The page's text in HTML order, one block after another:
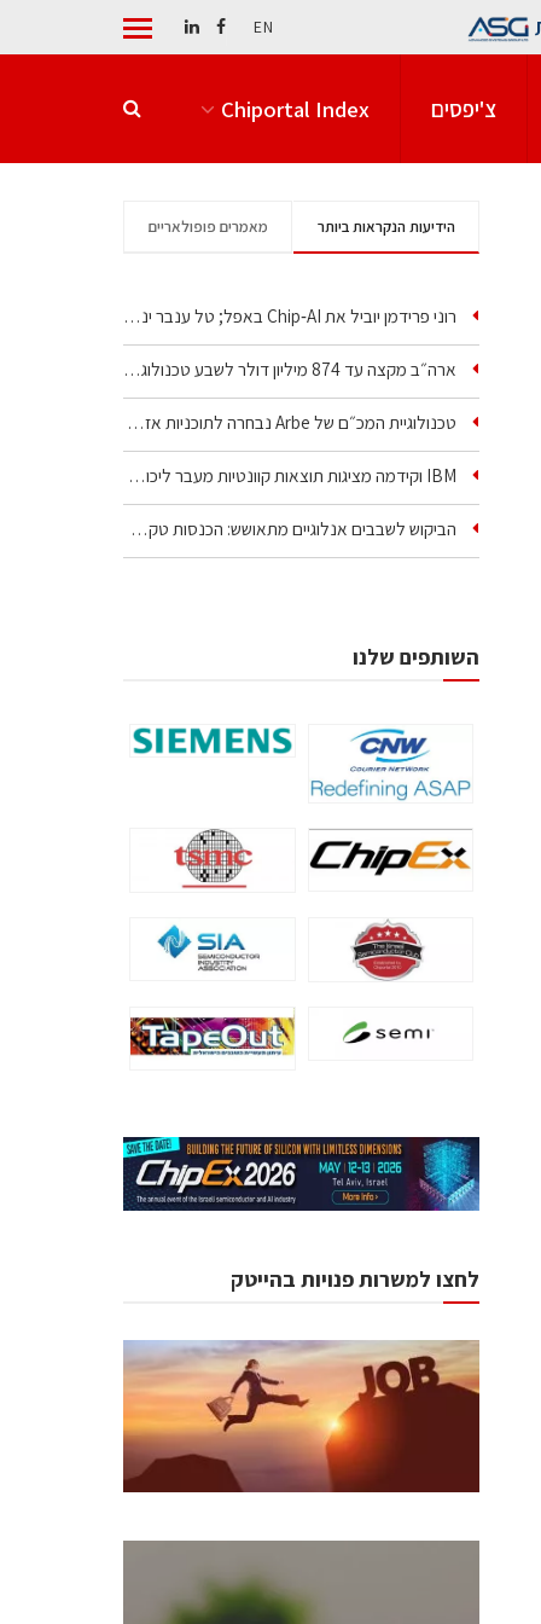
EN
צ'יפסים Chiportal Index
הידיעות הנקראות ביותר מאמרים פופולאריים
רוני פרידמן יוביל את Chip‑AI באפל; טל ענבר ינהל את…
ארה״ב מקצה עד 874 מיליון דולר לשבע טכנולוגיות שבבים…
טכנולוגיית המכ״ם של Arbe נבחרה לתוכניות אזרחיות וביטחוניות
IBM וקידמה מציגות תוצאות קוונטיות מעבר ליכולת…
הביקוש לשבבים אנלוגיים מתאושש: הכנסות טקסס…
השותפים שלנו
לחצו למשרות פנויות בהייטק